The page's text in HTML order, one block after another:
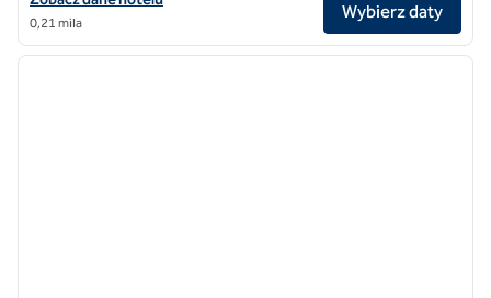
0,21 mila
Wybierz daty
1/12
1 z 12